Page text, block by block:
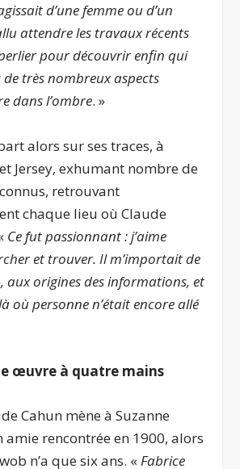
d’une femme ou d’un
attendre les travaux récents
pour découvrir enfin qui
très nombreux aspects
dans l’ombre. »
alors sur ses traces, à
Jersey, exhumant nombre de
retrouvant
chaque lieu où Claude
Ce fut passionnant : j’aime
et trouver. Il m’importait de
aux origines des informations, et
où personne n’était encore allé
œuvre à quatre mains
Cahun mène à Suzanne
amie rencontrée en 1900, alors
n’a que six ans. «Fabrice